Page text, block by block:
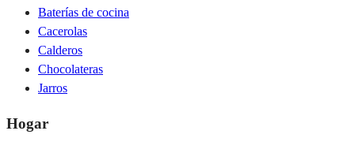
Baterías de cocina
Cacerolas
Calderos
Chocolateras
Jarros
Hogar